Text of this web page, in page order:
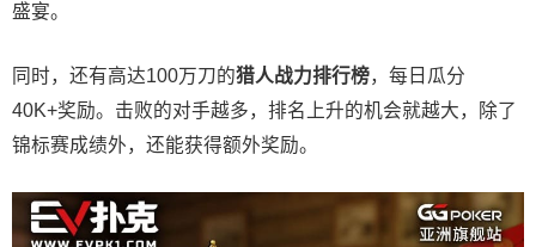
盛宴。
同时，还有高达100万刀的猎人战力排行榜，每日瓜分
40K+奖励。击败的对手越多，排名上升的机会就越大，除了
锦标赛成绩外，还能获得额外奖励。